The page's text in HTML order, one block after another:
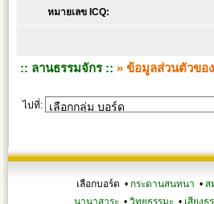
หมายเลข ICQ:
:: ลานธรรมจักร :: » ข้อมูลส่วนตัวขอ
ไปที่:
เลือกบอร์ด • กระดานสนทนา • ส
นานาสาระ• วิทยุธรรมะ• เสียงธ